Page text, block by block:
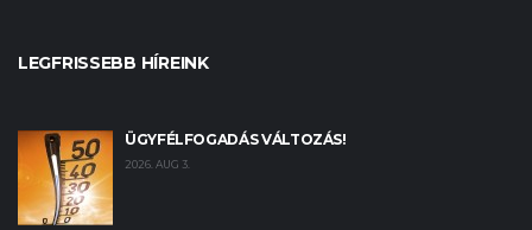
LEGFRISSEBB HÍREINK
ÜGYFÉLFOGADÁS VÁLTOZÁS!
2026. AUG 3.